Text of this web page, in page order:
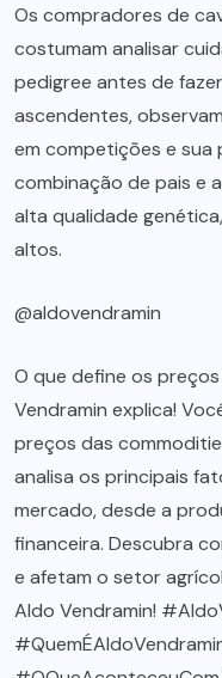
Os compradores de
costumam analisar
pedigree antes de
ascendentes,
em competições e
combinação de pais e
alta qualidade
altos.
@aldovendramin
O que define os
Vendramin explica!
preços das
analisa os principais
mercado, desde a
financeira. Descubra
e afetam o setor
Aldo Vendramin!